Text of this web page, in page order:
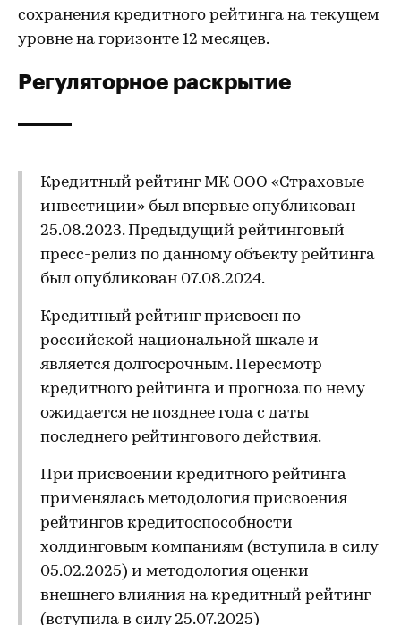
сохранения кредитного рейтинга на текущем
уровне на горизонте 12 месяцев.
Регуляторное раскрытие
Кредитный рейтинг МК ООО «Страховые
инвестиции» был впервые опубликован
25.08.2023. Предыдущий рейтинговый
пресс-релиз по данному объекту рейтинга
был опубликован 07.08.2024.
Кредитный рейтинг присвоен по
российской национальной шкале и
является долгосрочным. Пересмотр
кредитного рейтинга и прогноза по нему
ожидается не позднее года с даты
последнего рейтингового действия.
При присвоении кредитного рейтинга
применялась методология присвоения
рейтингов кредитоспособности
холдинговым компаниям (вступила в силу
05.02.2025) и методология оценки
внешнего влияния на кредитный рейтинг
(вступила в силу 25.07.2025)